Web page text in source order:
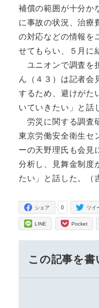
補償の範囲が十分か
に事故の状況、治療
の対応などの情報を
せてもらい、５月に
ユニオンで調査を
ん（４３）は記者会
するため、避けがた
いていきたい」と話
労災に関する調査
東京労働安全衛生セ
ーの天野理氏も会見
分析し、見舞金制度
たい」と話した。（
0
シェア ツイ
LINE Pocket
この記事を書